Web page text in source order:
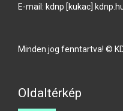
E-mail: kdnp [kukac] kdnp.
Minden jog fenntartva! ©
Oldaltérkép